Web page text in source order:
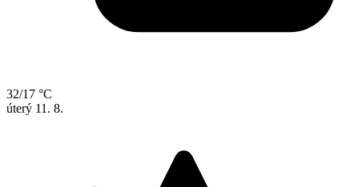
32/17 °C
úterý 11. 8.